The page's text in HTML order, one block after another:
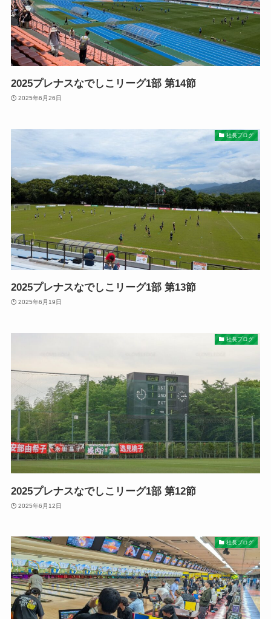
2025プレナスなでしこリーグ1部 第14節
2025年6月26日
社長ブログ
2025プレナスなでしこリーグ1部 第13節
2025年6月19日
社長ブログ
2025プレナスなでしこリーグ1部 第12節
2025年6月12日
社長ブログ